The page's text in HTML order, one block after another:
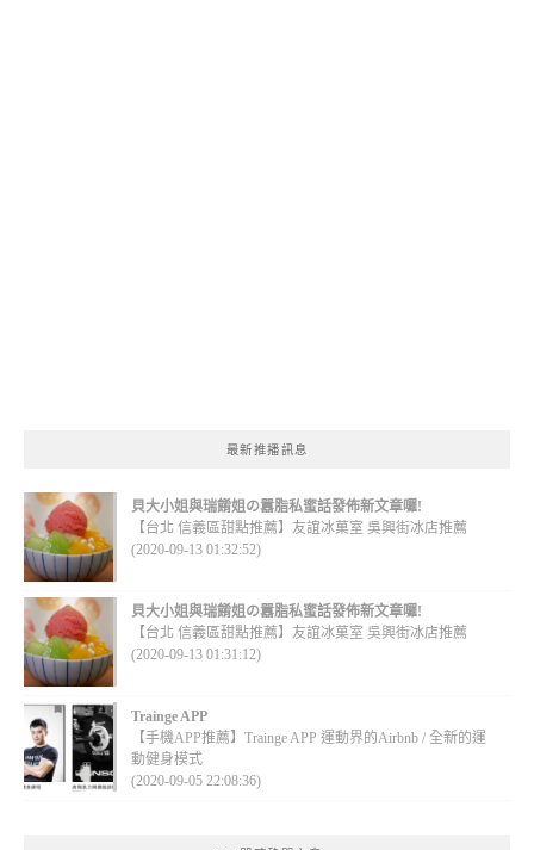
最新推播訊息
貝大小姐與瑞餚姐の囂脂私蜜話發佈新文章囉!
【台北 信義區甜點推薦】友誼冰菓室 吳興街冰店推薦
(2020-09-13 01:32:52)
貝大小姐與瑞餚姐の囂脂私蜜話發佈新文章囉!
【台北 信義區甜點推薦】友誼冰菓室 吳興街冰店推薦
(2020-09-13 01:31:12)
Trainge APP
【手機APP推薦】Trainge APP 運動界的Airbnb / 全新的運
動健身模式
(2020-09-05 22:08:36)